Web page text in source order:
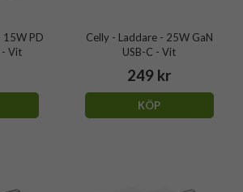
15W PD
- Vit
Celly - Laddare - 25W GaN
USB-C - Vit
249 kr
KÖP